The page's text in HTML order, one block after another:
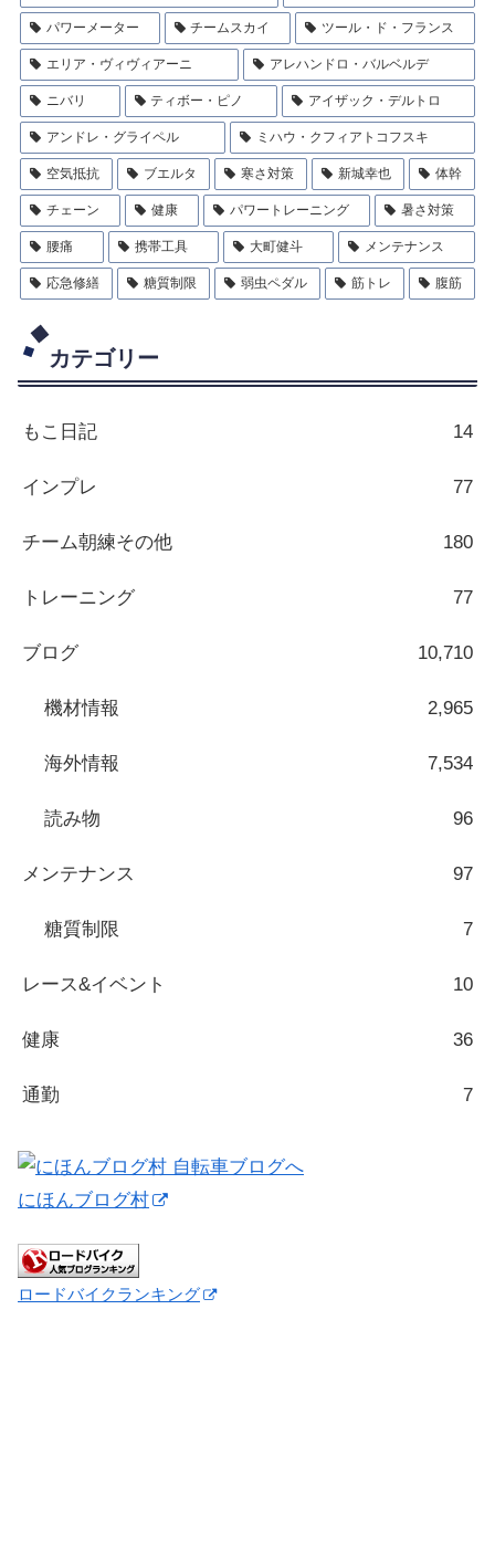
パワーメーター チームスカイ ツール・ド・フランス
エリア・ヴィヴィアーニ アレハンドロ・バルベルデ
ニバリ ティボー・ピノ アイザック・デルトロ
アンドレ・グライペル ミハウ・クフィアトコフスキ
空気抵抗 ブエルタ 寒さ対策 新城幸也 体幹
チェーン 健康 パワートレーニング 暑さ対策
腰痛 携帯工具 大町健斗 メンテナンス
応急修繕 糖質制限 弱虫ペダル 筋トレ 腹筋
カテゴリー
もこ日記 14
インプレ 77
チーム朝練その他 180
トレーニング 77
ブログ 10,710
機材情報 2,965
海外情報 7,534
読み物 96
メンテナンス 97
糖質制限 7
レース&イベント 10
健康 36
通勤 7
にほんブログ村
ロードバイクランキング